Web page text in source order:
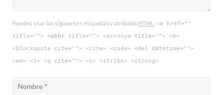
Puedes usar las siguientes etiquetas y atributos HTML : <a href=""
title=""> <abbr title=""> <acronym title=""> <b>
<blockquote cite=""> <cite> <code> <del datetime="">
<em> <i> <q cite=""> <s> <strike> <strong>